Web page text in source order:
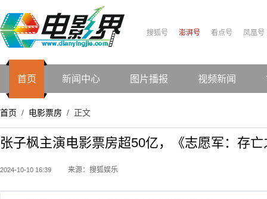
搜狐号 澎湃号 看点号 凤凰号
首页 新闻中心 图片播报 视频新闻
首页 / 电影票房 / 正文
张子枫主演电影票房超50亿，《志愿军：存
2024-10-10 16:39 来源：搜狐娱乐